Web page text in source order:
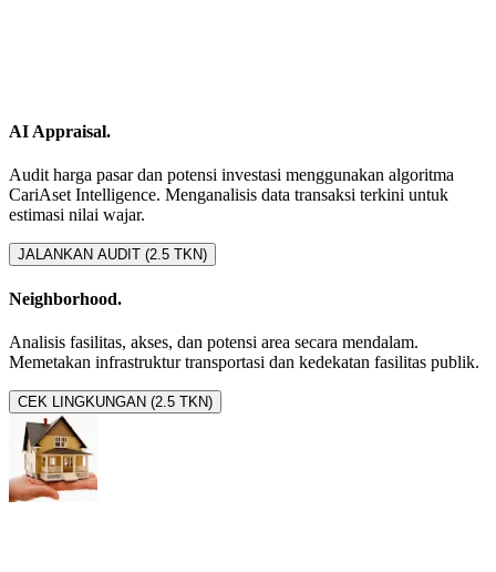
AI Appraisal.
Audit harga pasar dan potensi investasi menggunakan algoritma
CariAset Intelligence. Menganalisis data transaksi terkini untuk
estimasi nilai wajar.
JALANKAN AUDIT (2.5 TKN)
Neighborhood.
Analisis fasilitas, akses, dan potensi area secara mendalam.
Memetakan infrastruktur transportasi dan kedekatan fasilitas publik.
CEK LINGKUNGAN (2.5 TKN)